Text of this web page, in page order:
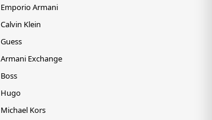
Emporio Armani
Calvin Klein
Guess
Armani Exchange
Boss
Hugo
Michael Kors